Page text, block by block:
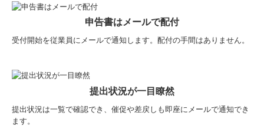
申告書はメールで配付
受付開始を従業員にメールで通知します。配付の手間はありません。
提出状況が一目瞭然
提出状況は一覧で確認でき、催促や差戻しも即座にメールで通知でき
ます。